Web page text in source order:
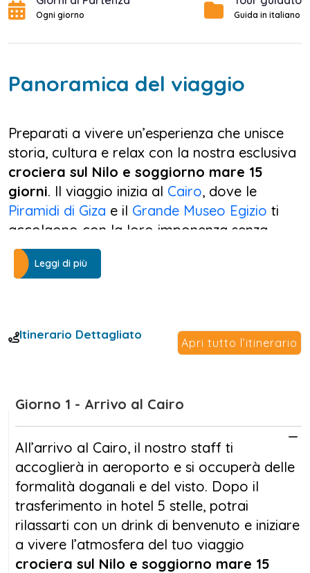
Ogni giorno Guida in italiano
Panoramica del viaggio
Preparati a vivere un’esperienza che unisce
storia, cultura e relax con la nostra esclusiva
crociera sul Nilo e soggiorno mare 15
giorni. Il viaggio inizia al Cairo, dove le
Piramidi di Giza e il Grande Museo Egizio ti
accolgono con la loro imponenza senza
tempo. Dopo aver esplorato i tesori della
capitale, volerai a
autentico e suggestivo.
Karnak,Luxor,
maestosa
Assuan, avrai l’opportunità di
Egitto, accompagnato da guide esperte che
sapranno rendere ogni visita un momento
unico. L’esperienza dellacrociera sul Nilo e
soggiorno mare 15 giornicontinua con la
scoperta della Valle dei Re, dei Colossi di
Memnone e di scenari che ti lasceranno
senza fiato.
Leggi di più
Itinerario Dettagliato
Apri tutto l’itinerario
Giorno 1 - Arrivo al Cairo
All’arrivo al Cairo, il nostro staff ti
accoglierà in aeroporto e si occuperà delle
formalità doganali e del visto. Dopo il
trasferimento in hotel 5 stelle, potrai
rilassarti con un drink di benvenuto e iniziare
a vivere l’atmosfera del tuo viaggio
crociera sul Nilo e soggiorno mare 15